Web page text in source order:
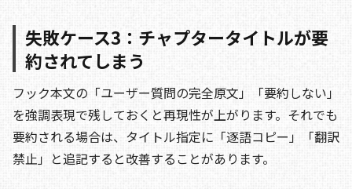
失敗ケース3：チャプタータイトルが要
約されてしまう
フック本文の「ユーザー質問の完全原文」「要約しない」
を強調表現で残しておくと再現性が上がります。それでも
要約される場合は、タイトル指定に「逐語コピー」「翻訳
禁止」と追記すると改善することがあります。